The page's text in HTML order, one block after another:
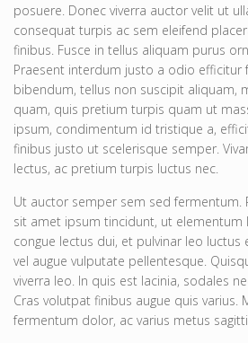
posuere. Donec viverra auctor velit ut
consequat turpis ac sem eleifend
finibus. Fusce in tellus aliquam purus
Praesent interdum justo a odio efficitur
bibendum, tellus non suscipit aliquam,
quam, quis pretium turpis quam ut
ipsum, condimentum id tristique a,
finibus justo ut scelerisque semper.
lectus, ac pretium turpis luctus nec.
Ut auctor semper sem sed fermentum.
sit amet ipsum tincidunt, ut elementum
congue lectus dui, et pulvinar leo luctus
vel augue vulputate pellentesque.
viverra leo. In quis est lacinia, sodales
Cras volutpat finibus augue quis varius.
fermentum dolor, ac varius metus